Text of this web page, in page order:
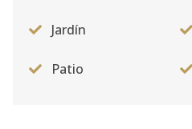
Jardín
Patio